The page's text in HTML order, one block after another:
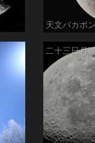
天文バカボ
二十三日月(